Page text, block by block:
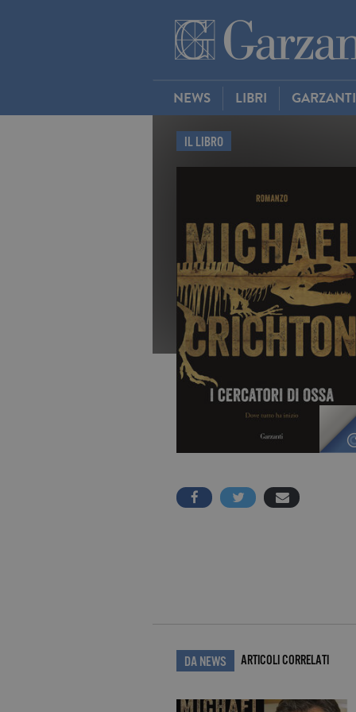
NEWS LIBRI
IL LIBRO
DA NEWS ARTICOLI CORRELATI